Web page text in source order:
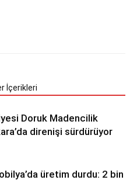
İçerikleri
Doruk Madencilik
direnişi sürdürüyor
üretim durdu: 2 bin